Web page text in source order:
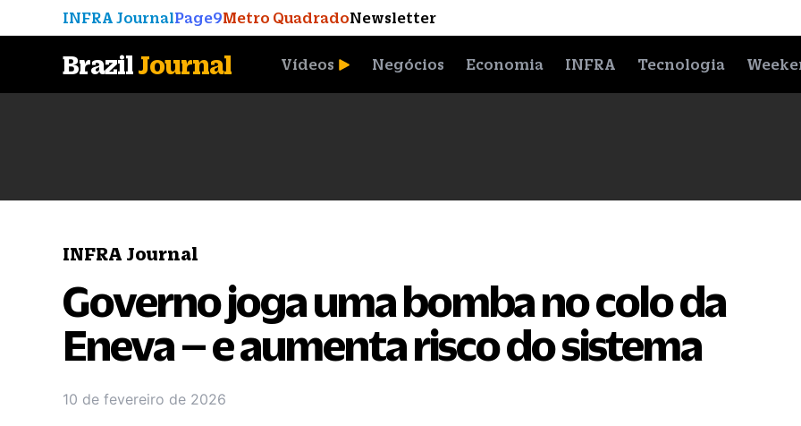
INFRA JournalPage9Metro QuadradoNewsletter
BrazilJournal Vídeos Negócios Economia INFRA Tecnologia
INFRA Journal
Governo joga uma bomba no colo da
Eneva – e aumenta risco do sistema
10 de fevereiro de 2026